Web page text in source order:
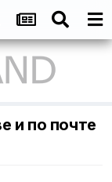
и по почте